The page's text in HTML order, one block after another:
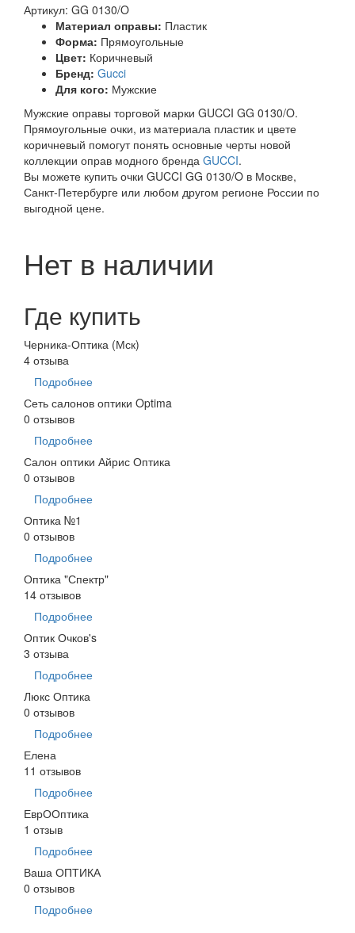
Артикул: GG 0130/O
Материал оправы: Пластик
Форма: Прямоугольные
Цвет: Коричневый
Бренд: Gucci
Для кого: Мужские
Мужские оправы торговой марки GUCCI GG 0130/O.
Прямоугольные очки, из материала пластик и цвете
коричневый помогут понять основные черты новой
коллекции оправ модного бренда GUCCI.
Вы можете купить очки GUCCI GG 0130/O в Москве,
Санкт-Петербурге или любом другом регионе России по
выгодной цене.
Нет в наличии
Где купить
Черника-Оптика (Мск)
4 отзыва
Подробнее
Сеть салонов оптики Optima
0 отзывов
Подробнее
Салон оптики Айрис Оптика
0 отзывов
Подробнее
Оптика №1
0 отзывов
Подробнее
Оптика "Спектр"
14 отзывов
Подробнее
Оптик Очков's
3 отзыва
Подробнее
Люкс Оптика
0 отзывов
Подробнее
Елена
11 отзывов
Подробнее
ЕврООптика
1 отзыв
Подробнее
Ваша ОПТИКА
0 отзывов
Подробнее